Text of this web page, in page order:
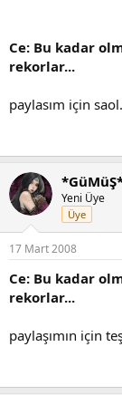
Ce: Bu kadar
rekorlar...
paylasım için
Yeni Üye
Üye
17 Mart 2008
Ce: Bu kadar
rekorlar...
paylaşımın için